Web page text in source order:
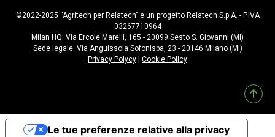
©2022-2025 “Agritech per Relatech” è un progetto Relatech S.p.A. - P.IVA
03267710964
Milan HQ: Via Ercole Marelli, 165 - 20099 Sesto S. Giovanni (MI)
Sede legale: Via Anguissola Sofonisba, 23 - 20146 Milano (MI)
Privacy Polycy
Cookie Policy
Le tue preferenze relative alla privacy